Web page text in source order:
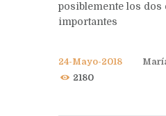
posiblemente los dos
importantes
24-Mayo-2018
2180